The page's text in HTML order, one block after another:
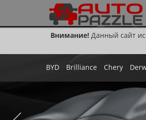
Внимание!Данный сайт
BYD Brilliance Chery